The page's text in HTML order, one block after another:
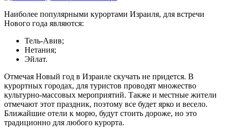
Наиболее популярными курортами Израиля, для встречи
Нового года являются:
Тель-Авив;
Нетания;
Эйлат.
Отмечая Новый год в Израиле скучать не придется. В
курортных городах, для туристов проводят множество
культурно-массовых мероприятий. Также и местные жители
отмечают этот праздник, поэтому все будет ярко и весело.
Ближайшие отели к морю, будут стоить дороже, но это
традиционно для любого курорта.